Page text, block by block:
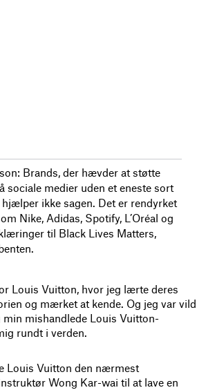
Brands, der hævder at støtte
sociale medier uden et eneste sort
ikke sagen. Det er rendyrket
Nike, Adidas, Spotify, L’Oréal og
til Black Lives Matters,
Louis Vuitton, hvor jeg lærte deres
og mærket at kende. Og jeg var vild
min mishandlede Louis Vuitton-
rundt i verden.
Louis Vuitton den nærmest
Wong Kar-wai til at lave en